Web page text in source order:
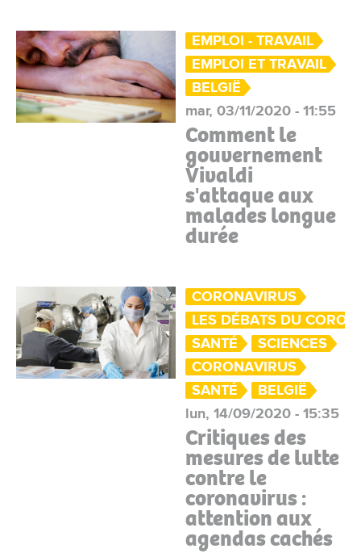
EMPLOI - TRAVAIL
EMPLOI ET TRAVAIL
BELGIË
mar, 03/11/2020 - 11:55
Comment le
gouvernement
Vivaldi
s'attaque aux
malades longue
durée
CORONAVIRUS
LES DÉBATS DU
SANTÉ
SCIENCES
CORONAVIRUS
SANTÉ
BELGIË
lun, 14/09/2020 - 15:35
Critiques des
mesures de lutte
contre le
coronavirus :
attention aux
agendas cachés